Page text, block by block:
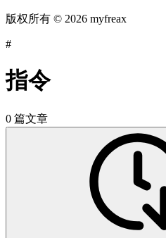
版权所有 © 2026 myfreax
#
指令
0 篇文章